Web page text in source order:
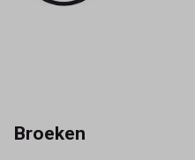
Broeken